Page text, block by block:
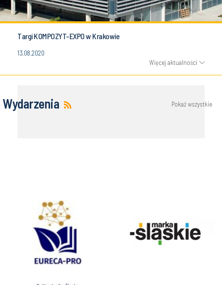
Targi KOMPOZYT-EXPO w Krakowie
13.08.2020
Więcej aktualności
Wydarzenia Pokaż wszystkie